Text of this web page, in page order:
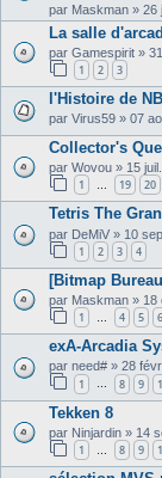
par Maskman » 26
La salle
par Gamespirit »
1 2 3
l'Histoire de
par Virus59 » 07
Collector's
par Wovou » 15
1 … 19 20
Tetris The
par DeMiV » 10
1 2 3 4
[Bitmap
par Maskman » 18
1 … 4 5 6
exA-Arcadia
par need# » 28
1 … 8 9
Tekken 8
par Ninjardin » 14
1 8 9